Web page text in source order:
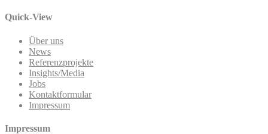
Quick-View
Über uns
News
Referenzprojekte
Insights/Media
Jobs
Kontaktformular
Impressum
Impressum